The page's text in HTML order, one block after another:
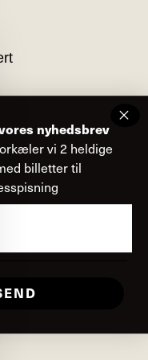
nyhedsbrev
vi 2 heldige
billetter til